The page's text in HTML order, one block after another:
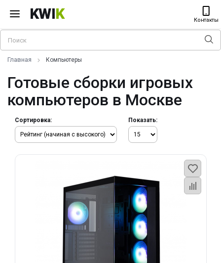
KWIK Контакты
Главная Компьютеры
Готовые сборки игровых
компьютеров в Москве
Сортировка: Показать: